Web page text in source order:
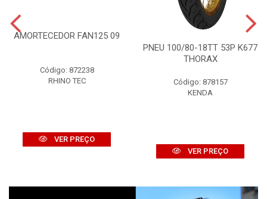
AMORTECEDOR FAN125 09
Código: 872238
RHINO TEC
VER PREÇO
PNEU 100/80-18TT 53P K677
THORAX
Código: 878157
KENDA
VER PREÇO